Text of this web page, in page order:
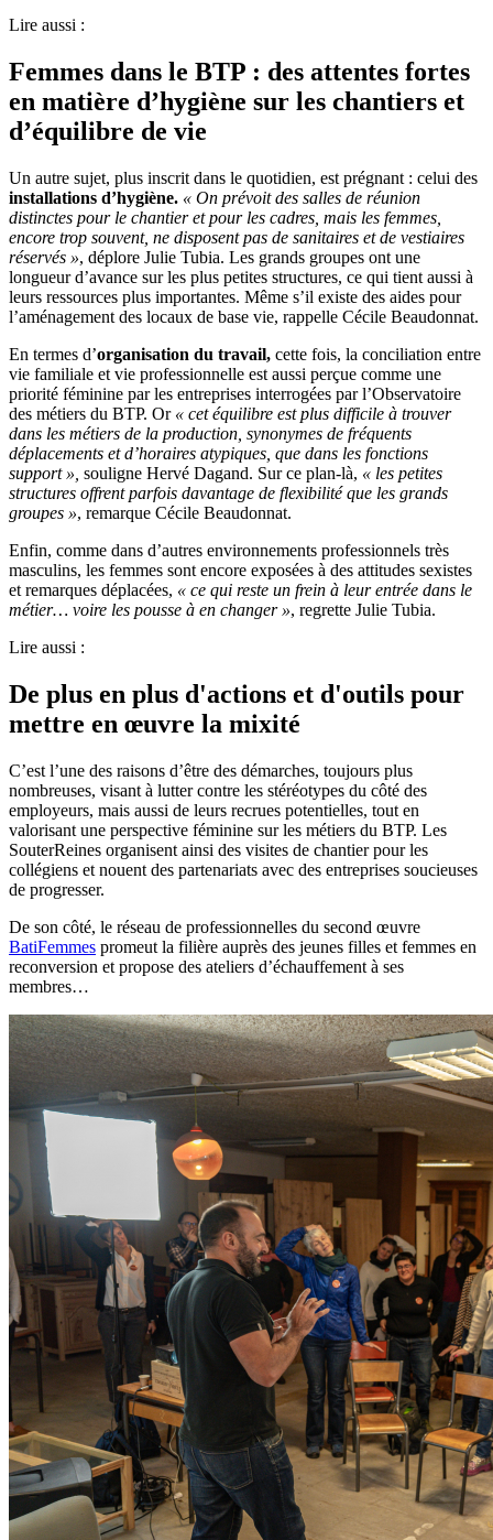
Lire aussi :
Femmes dans le BTP : des attentes fortes
en matière d’hygiène sur les chantiers et
d’équilibre de vie
Un autre sujet, plus inscrit dans le quotidien, est prégnant : celui des
installations d’hygiène. « On prévoit des salles de réunion
distinctes pour le chantier et pour les cadres, mais les femmes,
encore trop souvent, ne disposent pas de sanitaires et de vestiaires
réservés », déplore Julie Tubia. Les grands groupes ont une
longueur d’avance sur les plus petites structures, ce qui tient aussi à
leurs ressources plus importantes. Même s’il existe des aides pour
l’aménagement des locaux de base vie, rappelle Cécile Beaudonnat.
En termes d’organisation du travail, cette fois, la conciliation entre
vie familiale et vie professionnelle est aussi perçue comme une
priorité féminine par les entreprises interrogées par l’Observatoire
des métiers du BTP. Or« cet équilibre est plus difficile à trouver
dans les métiers de la production, synonymes de fréquents
déplacements et d’horaires atypiques, que dans les fonctions
support », souligne Hervé Dagand. Sur ce plan-là, « les petites
structures offrent parfois davantage de flexibilité que les grands
groupes », remarque Cécile Beaudonnat.
Enfin, comme dans d’autres environnements professionnels très
masculins, les femmes sont encore exposées à des attitudes sexistes
et remarques déplacées, « ce qui reste un frein à leur entrée dans le
métier… voire les pousse à en changer », regrette Julie Tubia.
Lire aussi :
De plus en plus d'actions et d'outils pour
mettre en œuvre la mixité
C’est l’une des raisons d’être des démarches, toujours plus
nombreuses, visant à lutter contre les stéréotypes du côté des
employeurs, mais aussi de leurs recrues potentielles, tout en
valorisant une perspective féminine sur les métiers du BTP. Les
SouterReines organisent ainsi des visites de chantier pour les
collégiens et nouent des partenariats avec des entreprises soucieuses
de progresser.
De son côté, le réseau de professionnelles du second œuvre
BatiFemmes promeut la filière auprès des jeunes filles et femmes en
reconversion et propose des ateliers d’échauffement à ses
membres…